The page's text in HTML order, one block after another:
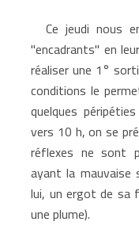
Ce jeudi nous
"encadrants" en
réaliser une 1°
conditions le
quelques
vers 10 h, on se
réflexes ne sont
ayant la mauvaise
lui, un ergot de sa
une plume).